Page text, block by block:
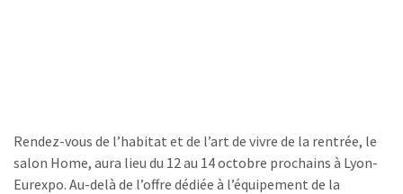
Rendez-vous de l’habitat et de l’art de vivre de la rentrée, le
salon Home, aura lieu du 12 au 14 octobre prochains à Lyon-
Eurexpo. Au-delà de l’offre dédiée à l’équipement de la